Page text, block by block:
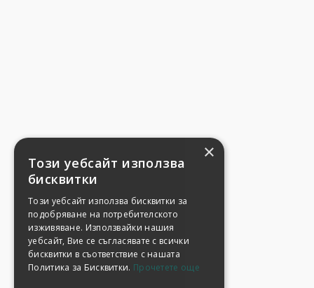
×
Този уебсайт използва
бисквитки
Този уебсайт използва бисквитки за
подобряване на потребителското
изживяване. Използвайки нашия
уебсайт, Вие се съгласявате с всички
бисквитки в съответствие с нашата
Политика за Бисквитки. Прочетете още